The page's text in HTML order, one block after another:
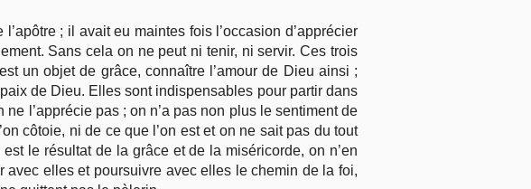
; il avait eu maintes fois l’occasion d’apprécier
Sans cela on ne peut ni tenir, ni servir. Ces trois
un objet de grâce, connaître l’amour de Dieu ainsi ;
de Dieu. Elles sont indispensables pour partir dans
l’apprécie pas ; on n’a pas non plus le sentiment de
côtoie, ni de ce que l’on est et on ne sait pas du tout
le résultat de la grâce et de la miséricorde, on n’en
elles et poursuivre avec elles le chemin de la foi,